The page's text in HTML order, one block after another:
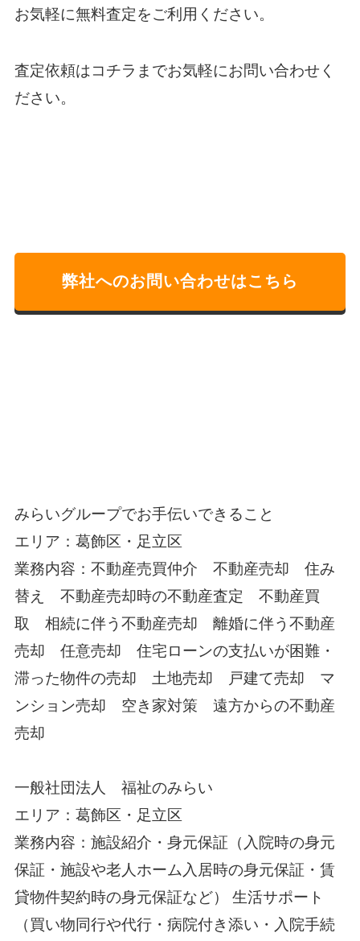
お気軽に無料査定をご利用ください。
査定依頼はコチラ までお気軽にお問い合わせく
ださい。
弊社へのお問い合わせはこちら
みらいグループでお手伝いできること
エリア：葛飾区・足立区
業務内容：不動産売買仲介 不動産売却 住み
替え 不動産売却時の不動産査定 不動産買
取 相続に伴う不動産売却 離婚に伴う不動産
売却 任意売却 住宅ローンの支払いが困難・
滞った物件の売却 土地売却 戸建て売却 マ
ンション売却 空き家対策 遠方からの不動産
売却
一般社団法人 福祉のみらい
エリア：葛飾区・足立区
業務内容：施設紹介・身元保証（入院時の身元
保証・施設や老人ホーム入居時の身元保証・賃
貸物件契約時の身元保証など）
生活サポート
（買い物同行や代行・病院付き添い・入院手続